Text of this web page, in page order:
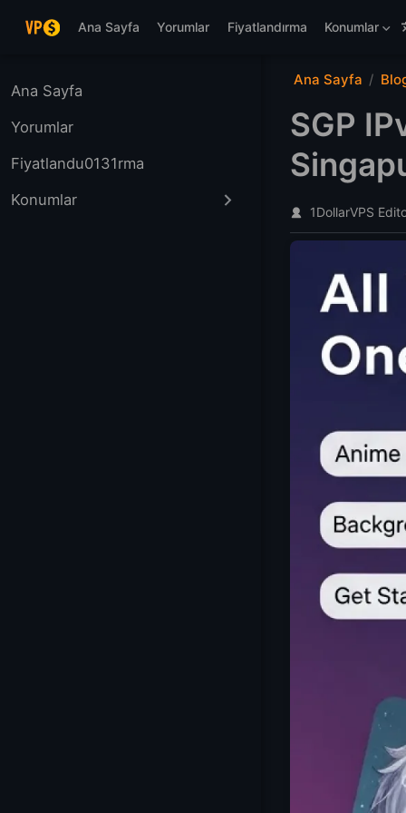
Ana Sayfa
Yorumlar Fiyatlandırma Konumlar
Ana Sayfa
Yorumlar
Fiyatlandu0131rma
Konumlar
Ana Sayfa
SGP
1DollarVPS